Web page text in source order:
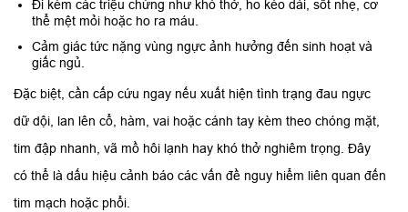
Đi kèm các triệu chứng như khó thở, ho kéo dài, sốt nhẹ, cơ
thể mệt mỏi hoặc ho ra máu.
Cảm giác tức nặng vùng ngực ảnh hưởng đến sinh hoạt và
giấc ngủ.
Đặc biệt, cần cấp cứu ngay nếu xuất hiện tình trạng đau ngực
dữ dội, lan lên cổ, hàm, vai hoặc cánh tay kèm theo chóng mặt,
tim đập nhanh, vã mồ hôi lạnh hay khó thở nghiêm trọng. Đây
có thể là dấu hiệu cảnh báo các vấn đề nguy hiểm liên quan đến
tim mạch hoặc phổi.